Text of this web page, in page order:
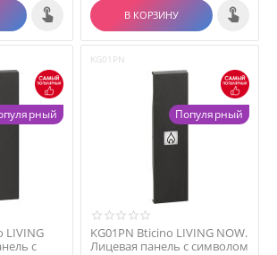
В КОРЗИНУ
LIVING
с
KG01PN
Популярный
KG01PN Bticino LIVING NOW.
Лицевая панель с символом